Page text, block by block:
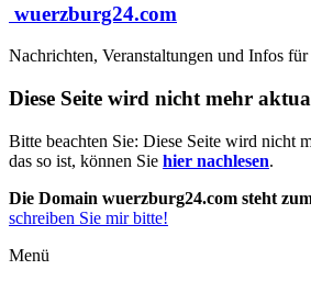
wuerzburg24.com
Nachrichten, Veranstaltungen und Infos
Diese Seite wird nicht mehr
Bitte beachten Sie: Diese Seite wird nicht
das so ist, können Sie hier nachlesen.
Die Domain wuerzburg24.com steht
schreiben Sie mir bitte!
Menü